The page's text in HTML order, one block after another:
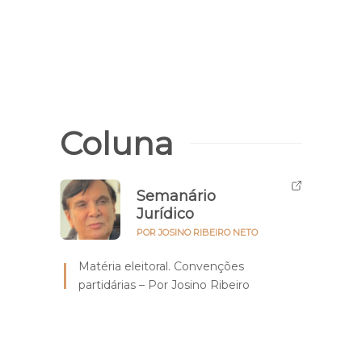
Coluna
Semanário
Jurídico
POR JOSINO RIBEIRO NETO
Matéria eleitoral. Convenções
partidárias – Por Josino Ribeiro